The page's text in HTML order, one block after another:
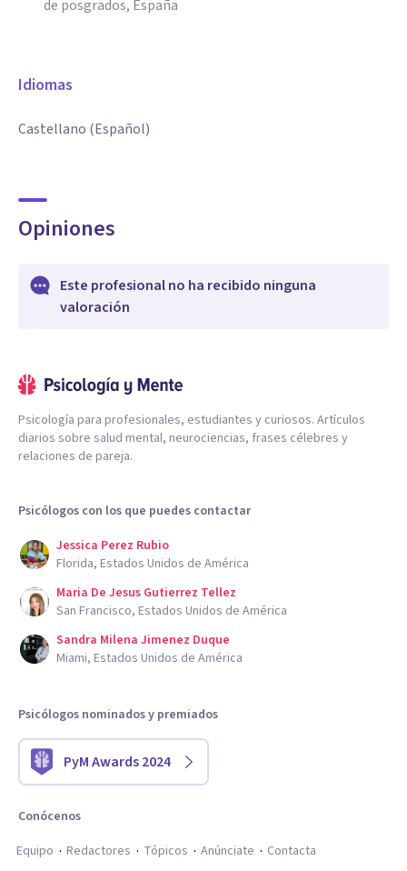
de posgrados, España
Idiomas
Castellano (Español)
Opiniones
Este profesional no ha recibido ninguna
valoración
Psicología para profesionales, estudiantes y curiosos. Artículos
diarios sobre salud mental, neurociencias, frases célebres y
relaciones de pareja.
Psicólogos con los que puedes contactar
Jessica Perez Rubio
Florida, Estados Unidos de América
Maria De Jesus Gutierrez Tellez
San Francisco, Estados Unidos de América
Sandra Milena Jimenez Duque
Miami, Estados Unidos de América
Psicólogos nominados y premiados
PyM Awards 2024
Conócenos
Equipo
Redactores Tópicos Anúnciate Contacta